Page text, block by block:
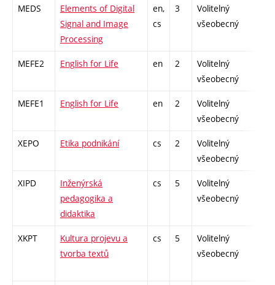
MEDS
Elements of Digital
Signal and Image
Processing
en,
cs
3
Volitelný
všeobecný
MEFE2 English for Life en 2
Volitelný
všeobecný
MEFE1 English for Life en 2
Volitelný
všeobecný
XEPO Etika podnikání cs 2
Volitelný
všeobecný
XIPD
Inženýrská
pedagogika a
didaktika
cs 5
Volitelný
všeobecný
XKPT
Kultura projevu a
tvorba textů
cs 5
Volitelný
všeobecný